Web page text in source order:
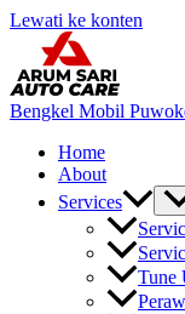
Lewati ke konten
Bengkel Mobil
Home
About
Services
Tune